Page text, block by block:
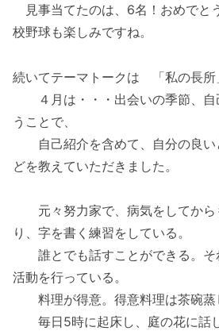
見事当てたのは、6名！おめでと
校野球も楽しみですね。
続いてテーマトークは 「私の長所
４月は・・・出会いの季節、自
うことで、
自己紹介を含めて、自分の良い
どを教えていただきました。
元々努力家で、病気をしてから
り、字を書く練習をしている。
誰とでも話すことができる。そ
活動を行っている。
料理が得意。得意料理は茶碗蒸
毎日5時に起床し、庭の花に話